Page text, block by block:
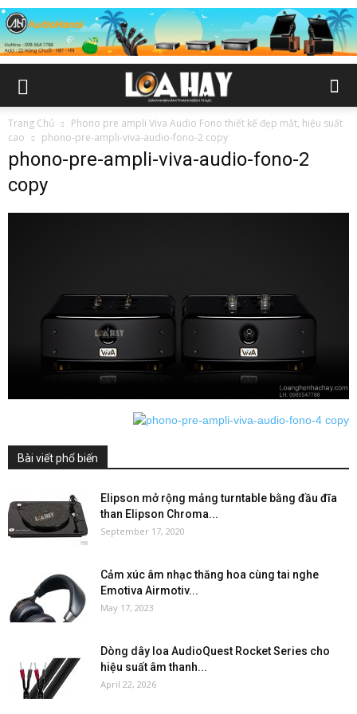
Trang Chủ
Phono pre ampli Viva Audio Fono thiết kế đẹp mắt, hiệu suất
cao
phono-pre-ampli-viva-audio-fono-2 copy
phono-pre-ampli-viva-audio-fono-2
copy
Bài viết phổ biến
Elipson mở rộng mảng turntable bằng đầu đĩa
than Elipson Chroma...
September 17, 2020
Cảm xúc âm nhạc thăng hoa cùng tai nghe
Emotiva Airmotiv...
May 17, 2023
Dòng dây loa AudioQuest Rocket Series cho
hiệu suất âm thanh...
April 22, 2026